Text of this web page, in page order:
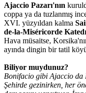
Ajaccio Pazarı'nın
coppa ya da tuzlanmış
XVI. yüzyıldan kalma
de-la-Miséricorde
Hava müsaitse,
ayında dingin bir tatil
Biliyor muydunuz?
Bonifacio gibi Ajaccio da
Şehirde gezinirken, her